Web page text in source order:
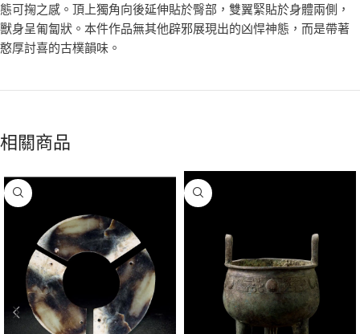
態可掬之感。頂上獨角向後延伸貼於臀部，雙翼緊貼於身體兩側，
獸身呈匍匐狀。本件作品無其他辟邪展現出的凶悍神態，而是帶著
憨厚討喜的古樸韻味。
相關商品